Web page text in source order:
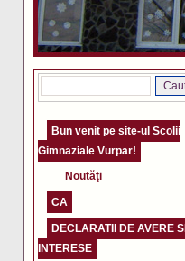
Bun venit pe site-ul Scolii
Gimnaziale Vurpar!
Noutăţi
CA
DECLARATII DE AVERE SI
INTERESE